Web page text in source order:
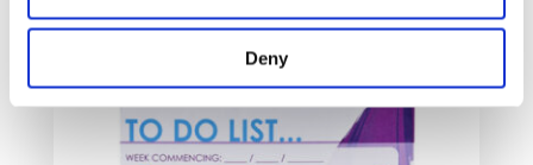
Deny
Velg alternativ